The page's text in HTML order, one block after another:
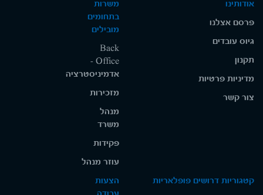
אודותינו
פרסם אצלנו
גיוס עובדים
תקנון
מדיניות פרטיות
צור קשר
משרות
בתחומים
מובילים
Back
Office -
אדמיניסטרציה
מזכירות
מנהל
משרד
פקידות
עוזר מנהל
קטגוריות דרושים פופלאריות
הצעות